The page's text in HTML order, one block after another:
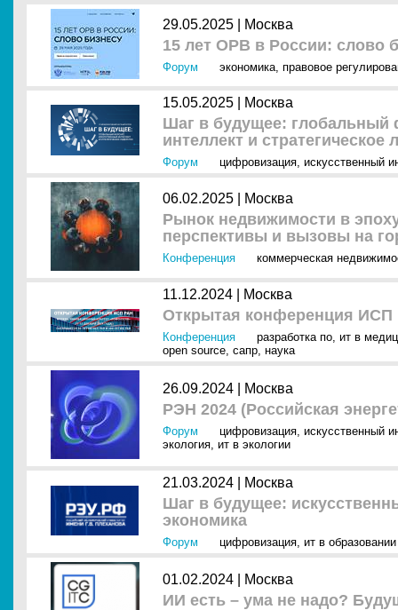
29.05.2025 | Москва
15 лет ОРВ в России: слово
Форум экономика, правовое
15.05.2025 | Москва
Шаг в будущее: глобальный
интеллект и стратегическое
Форум цифровизация, искусственный
06.02.2025 | Москва
Рынок недвижимости в
перспективы и вызовы на
Конференция коммерческая
11.12.2024 | Москва
Открытая конференция ИСП
Конференция разработка по, ит в
open source, сапр, наука
26.09.2024 | Москва
РЭН 2024 (Российская
Форум цифровизация, искусственный
экология, ит в экологии
21.03.2024 | Москва
Шаг в будущее:
экономика
Форум цифровизация, ит в
01.02.2024 | Москва
ИИ есть – ума не надо?